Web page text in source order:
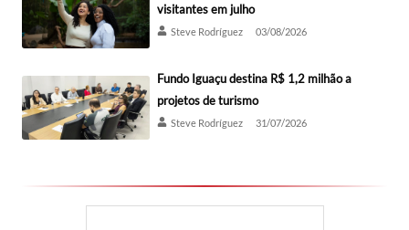
visitantes em julho
Steve Rodríguez 03/08/2026
Fundo Iguaçu destina R$ 1,2 milhão a
projetos de turismo
Steve Rodríguez 31/07/2026